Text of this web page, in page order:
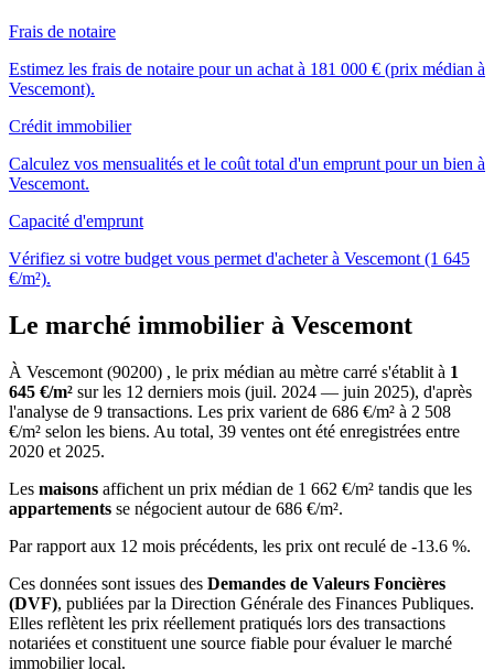
Frais de notaire
Estimez les frais de notaire pour un achat à 181 000 € (prix médian à
Vescemont).
Crédit immobilier
Calculez vos mensualités et le coût total d'un emprunt pour un bien à
Vescemont.
Capacité d'emprunt
Vérifiez si votre budget vous permet d'acheter à Vescemont (1 645
€/m²).
Le marché immobilier à Vescemont
À Vescemont (90200) , le prix médian au mètre carré s'établit à 1
645 €/m² sur les 12 derniers mois (juil. 2024 — juin 2025), d'après
l'analyse de 9 transactions. Les prix varient de 686 €/m² à 2 508
€/m² selon les biens. Au total, 39 ventes ont été enregistrées entre
2020 et 2025.
Les maisons affichent un prix médian de 1 662 €/m² tandis que les
appartements se négocient autour de 686 €/m².
Par rapport aux 12 mois précédents, les prix ont reculé de -13.6 %.
Ces données sont issues des Demandes de Valeurs Foncières
(DVF), publiées par la Direction Générale des Finances Publiques.
Elles reflètent les prix réellement pratiqués lors des transactions
notariées et constituent une source fiable pour évaluer le marché
immobilier local.